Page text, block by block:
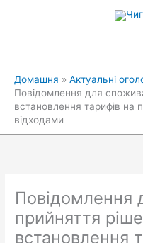
Домашня
Актуальні
Повідомлення для
встановлення тарифів на
відходами
Повідомлення
прийняття
встановлення